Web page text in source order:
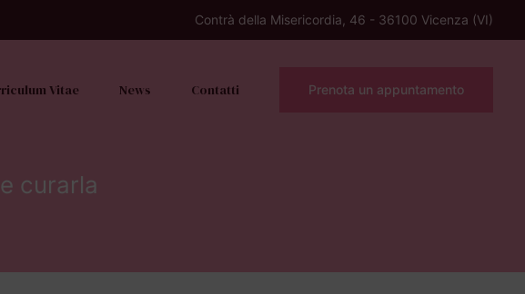
Contrà della Misericordia, 46 - 36100 Vicenza (VI)
Vitae News Contatti Prenota un appuntamento
curarla